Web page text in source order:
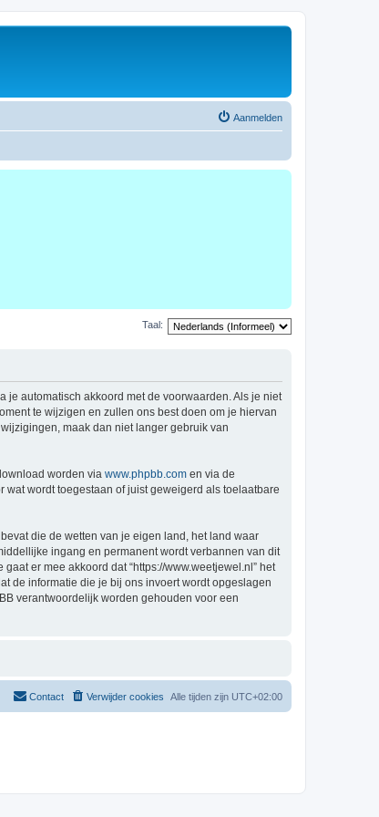
Aanmelden
Taal:
je automatisch akkoord met de voorwaarden. Als je niet
te wijzigen en zullen ons best doen om je hiervan
maak dan niet langer gebruik van
worden via www.phpbb.com en via de
wordt toegestaan of juist geweigerd als toelaatbare
die de wetten van je eigen land, het land waar
ingang en permanent wordt verbannen van dit
er mee akkoord dat “https://www.weetjewel.nl” het
de informatie die je bij ons invoert wordt opgeslagen
verantwoordelijk worden gehouden voor een
Alle tijden zijn UTC+02:00
Verwijder cookies
Contact